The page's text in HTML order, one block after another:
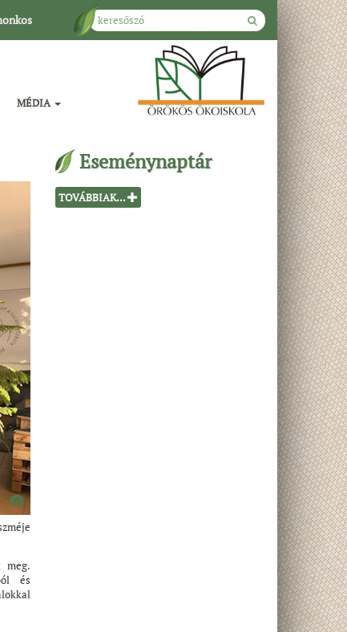
MÉDIA
meg.
és
Eseménynaptár
TOVÁBBIAK...